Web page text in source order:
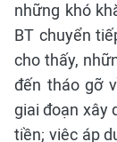
những khó
BT chuyển
cho thấy,
đến tháo gỡ
giai đoạn xây
tiền; việc áp